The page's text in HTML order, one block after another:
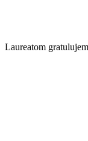
Laureatom